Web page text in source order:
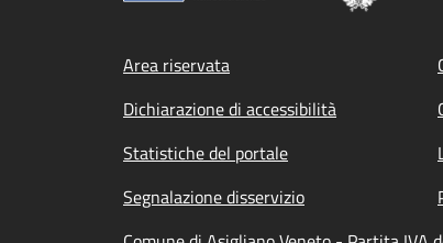
Footer menu
Area riservata
Dichiarazione di accessibilità
Statistiche del portale
Segnalazione disservizio